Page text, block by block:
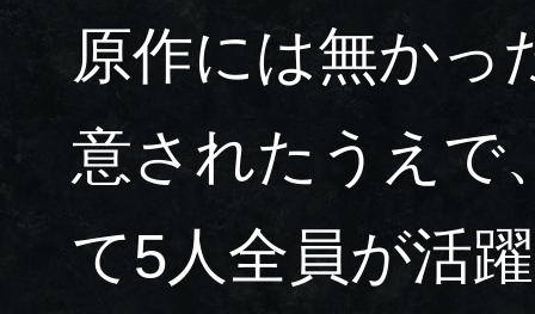
原作には無かっ
意されたうえで
て5人全員が活